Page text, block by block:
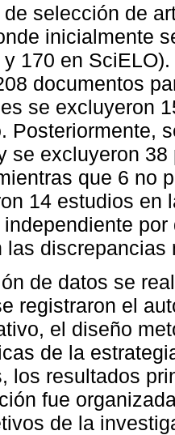
de selección de
inicialmente
170 en
documentos
se excluyeron
Posteriormente,
se excluyeron
que 6 no
14 estudios en
las discrepancias
de datos se
registraron el
el diseño
de la
los resultados
fue
de la